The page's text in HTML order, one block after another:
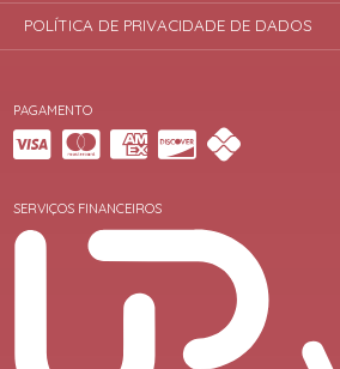
PAGAMENTO
SERVIÇOS FINANCEIROS
POLÍTICA DE PRIVACIDADE DE DADOS